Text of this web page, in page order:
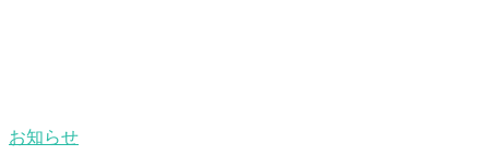
お知らせ